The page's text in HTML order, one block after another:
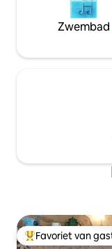
Zwembad
Topfavoriet van
Favoriet van